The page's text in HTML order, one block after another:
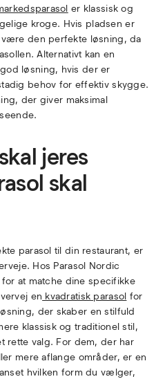
er klassisk og
kroge. Hvis pladsen er
være den perfekte løsning, da
Alternativt kan en
løsning, hvis der er
behov for effektiv skygge.
der giver maksimal
jeres
skal
parasol til din restaurant, er
Hos Parasol Nordic
at matche dine specifikke
en kvadratisk parasol for
der skaber en stilfuld
klassisk og traditionel stil,
rette valg. For dem, der har
mere aflange områder, er en
hvilken form du vælger,